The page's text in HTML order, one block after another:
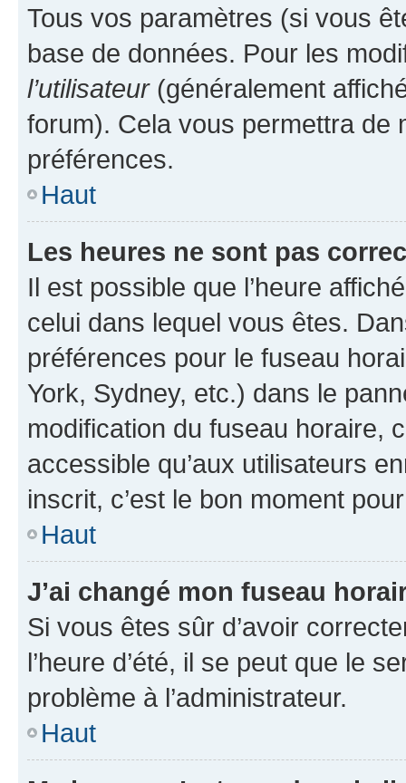
Tous vos paramètres (si vous
base de données. Pour les
l’utilisateur(généralement
forum). Cela vous permettra de
préférences.
Haut
Les heures ne sont pas
Il est possible que l’heure
celui dans lequel vous êtes.
préférences pour le fuseau
York, Sydney, etc.) dans le
modification du fuseau horaire,
accessible qu’aux utilisateurs
inscrit, c’est le bon moment
Haut
J’ai changé mon fuseau
Si vous êtes sûr d’avoir
l’heure d’été, il se peut que le
problème à l’administrateur.
Haut